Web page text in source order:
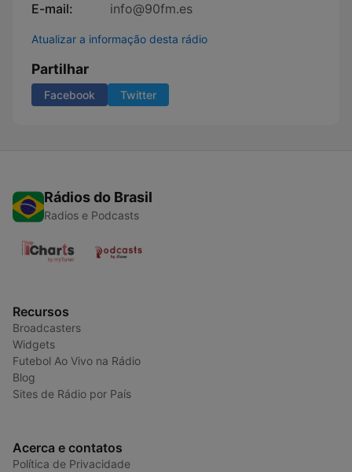
E-mail:
info@90fm.es
Atualizar a informação desta rádio
Partilhar
Facebook Twitter
Rádios do Brasil
Radios e Podcasts
Recursos
Broadcasters
Widgets
Futebol Ao Vivo na Rádio
Blog
Sites de Rádio por País
Acerca e contatos
Política de Privacidade